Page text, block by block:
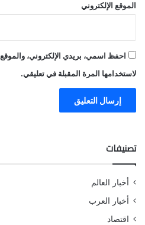
الموقع الإلكتروني
احفظ اسمي، بريدي الإلكتروني،
لاستخدامها المرة المقبلة في تعليقي.
تصنيفات
أخبار العالم
أخبار العرب
اقتصاد